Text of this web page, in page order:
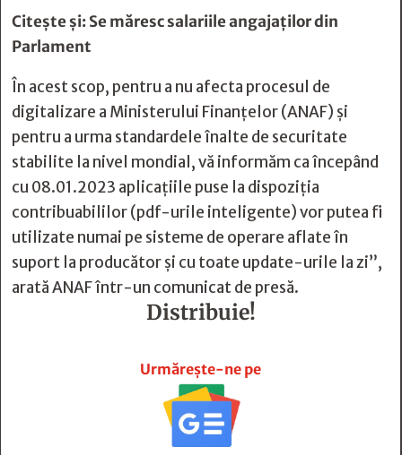
Citește și:Se măresc salariile angajaților din
Parlament
În acest scop, pentru a nu afecta procesul de
digitalizare a Ministerului Finanțelor (ANAF) și
pentru a urma standardele înalte de securitate
stabilite la nivel mondial, vă informăm ca începând
cu 08.01.2023 aplicațiile puse la dispoziția
contribuabililor (pdf-urile inteligente) vor putea fi
utilizate numai pe sisteme de operare aflate în
suport la producător și cu toate update-urile la zi”,
arată ANAF într-un comunicat de presă.
Distribuie!
Urmărește-ne pe